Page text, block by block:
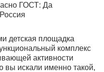
ГОСТ: Да
детская площадка
комплекс
активности
вы искали именно такой,